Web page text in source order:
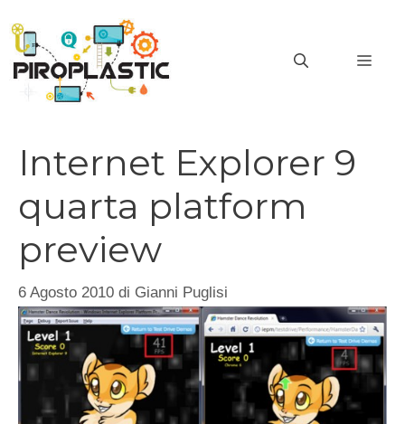
contenuto
Internet Explorer 9
quarta platform
preview
6 Agosto 2010 di Gianni Puglisi